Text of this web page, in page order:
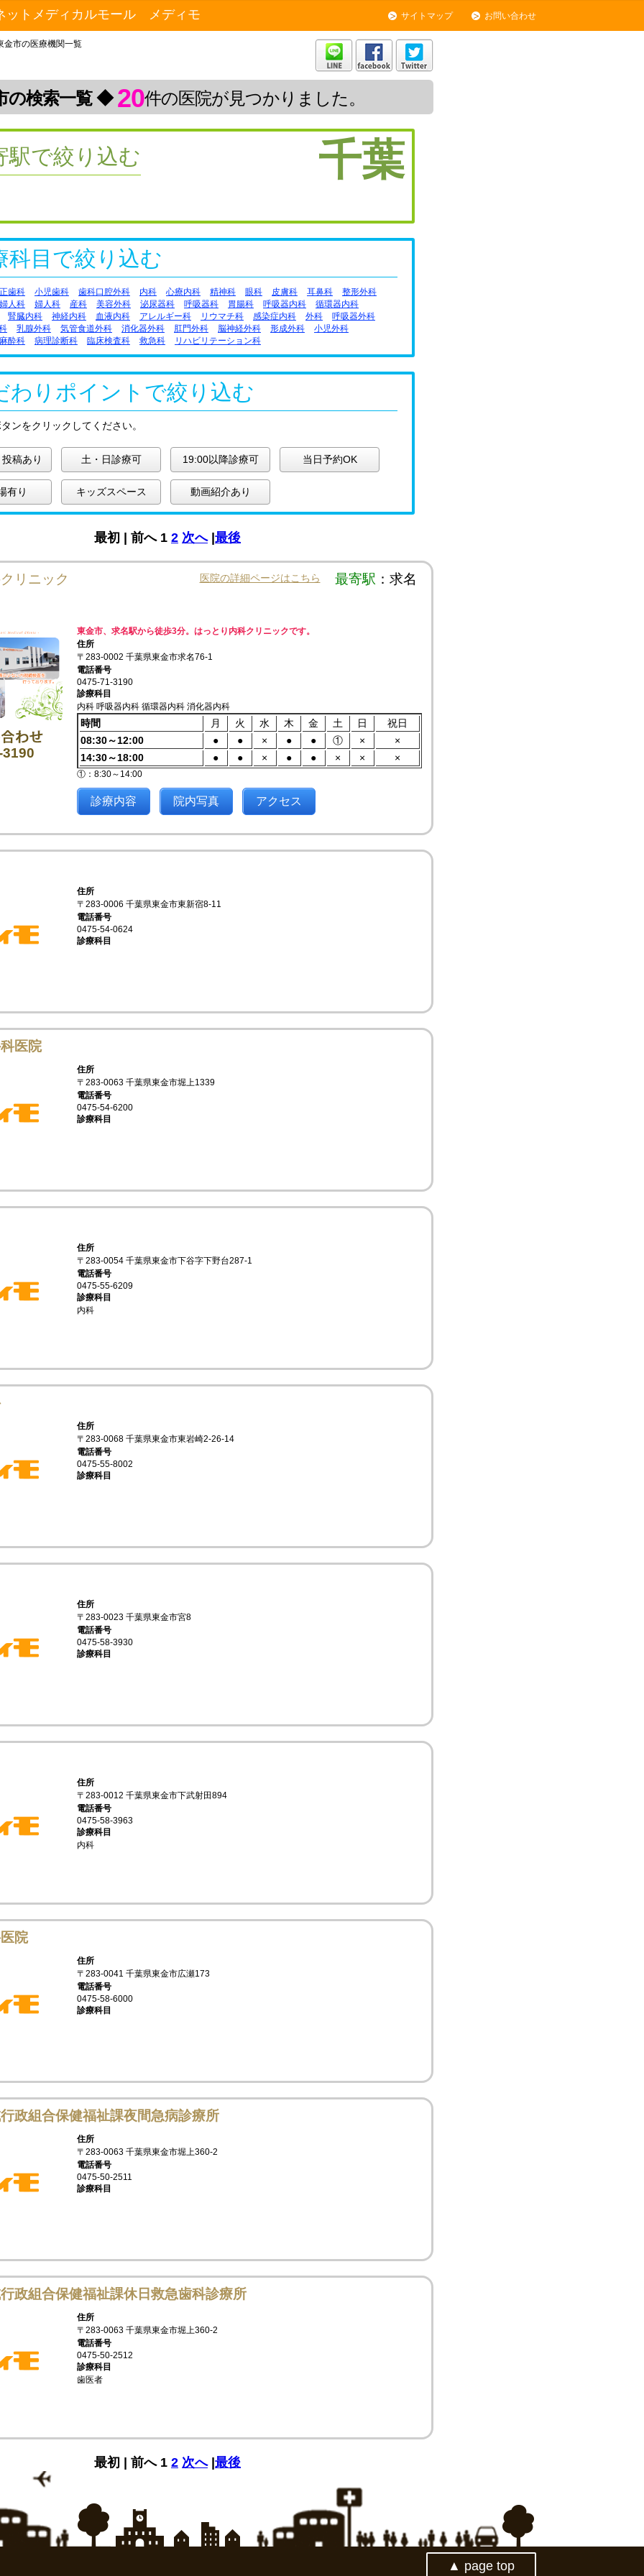
ットメディカルモール メディモ サイトマップ お問い合わせ
金市の医療機関一覧
の検索一覧 ◆20件の医院が見つかりました。
駅で絞り込む 千葉
科目で絞り込む
歯科 小児歯科 歯科口腔外科 内科 心療内科 精神科 眼科 皮膚科 耳鼻科
整形外科
人科
婦人科 産科 美容外科 泌尿器科 呼吸器科 胃腸科 呼吸器内科
循環器内科
腎臓内科
神経内科 血液内科 アレルギー科 リウマチ科 感染症内科 外科
呼吸器外科
乳腺外科 気管食道外科 消化器外科 肛門外科 脳神経外科 形成外科
小児外科
麻酔科
病理診断科 臨床検査科 救急科 リハビリテーション科
わりポイントで絞り込む
ンをクリックしてください。
稿あり 土・日診療可 19:00以降診療可 当日予約OK
有り キッズスペース 動画紹介あり
最初 | 前へ 1 2 次へ| 最後
リニック 最寄駅 ：求名
医院の詳細ページはこちら
東金市、求名駅から徒歩3分。はっとり内科クリニックです。
住所
〒283-0002 千葉県東金市求名76-1
電話番号
0475-71-3190
診療科目
内科 呼吸器内科 循環器内科 消化器内科
時間 月 火 水 木 金 土 日
祝日
08:30～12:00
● ● × ● ● ① ×
×
14:30～18:00
● ● × ● ● × × ×
①：8:30～14:00
診療内容 院内写真 アクセス
住所
〒283-0006 千葉県東金市東新宿8-11
電話番号
0475-54-0624
診療科目
医院
住所
〒283-0063 千葉県東金市堀上1339
電話番号
0475-54-6200
診療科目
住所
〒283-0054 千葉県東金市下谷字下野台287-1
電話番号
0475-55-6209
診療科目
内科
住所
〒283-0068 千葉県東金市東岩崎2-26-14
電話番号
0475-55-8002
診療科目
住所
〒283-0023 千葉県東金市宮8
電話番号
0475-58-3930
診療科目
住所
〒283-0012 千葉県東金市下武射田894
電話番号
0475-58-3963
診療科目
内科
院
住所
〒283-0041 千葉県東金市広瀬173
電話番号
0475-58-6000
診療科目
政組合保健福祉課夜間急病診療所
住所
〒283-0063 千葉県東金市堀上360-2
電話番号
0475-50-2511
診療科目
政組合保健福祉課休日救急歯科診療所
住所
〒283-0063 千葉県東金市堀上360-2
電話番号
0475-50-2512
診療科目
歯医者
最初 | 前へ 1 2 次へ| 最後
▲ page top